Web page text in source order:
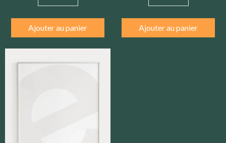
Ajouter au panier Ajouter au panier